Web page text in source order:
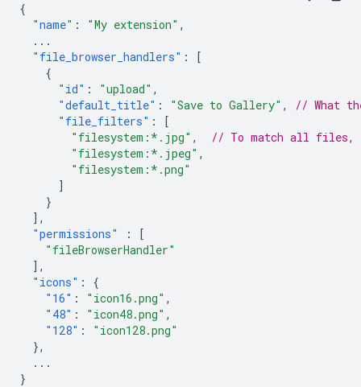
{
"name" : "My extension" ,
...
"file_browser_handlers" :
[
{
"id" : "upload" ,
"default_title" : "Save to Gallery" ,
// What
"file_filters" :
[
"filesystem:*.jpg" ,
// To match all files,
"filesystem:*.jpeg" ,
"filesystem:*.png"
]
}
],
"permissions"
:
[
"fileBrowserHandler"
],
"icons" :
{
"16" : "icon16.png" ,
"48" : "icon48.png" ,
"128" :
"icon128.png"
},
...
}